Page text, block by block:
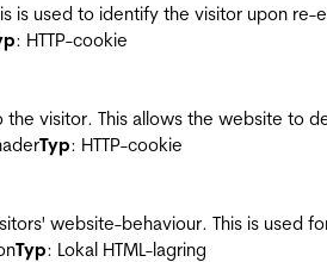
is used to identify the visitor upon
: HTTP-cookie
the visitor. This allows the website to
Typ: HTTP-cookie
website-behaviour. This is used
Typ: Lokal HTML-lagring